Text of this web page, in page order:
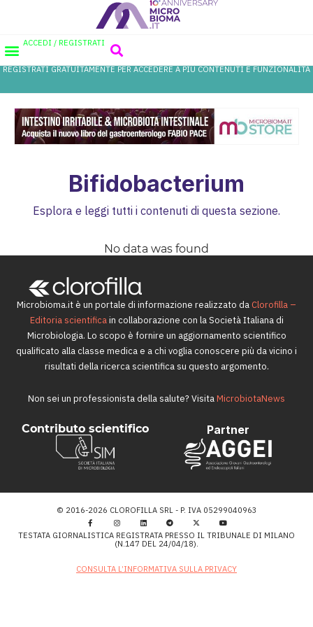
ACCEDI / REGISTRATI
REGISTRATI GRATUITAMENTE PER ACCEDERE A PIÙ CONTENUTI E FUNZIONALITÀ
Bifidobacterium
Esplora e leggi tutti i contenuti di questa sezione.
No data was found
Microbioma.it è un portale di informazione realizzato daClorofilla –
Editoria scientificain collaborazione con la Società Italiana di
Microbiologia. Lo scopo è fornire un aggiornamento scientifico
qualificato alla classe medica e a chi voglia conoscere più da vicino i
risultati della ricerca scientifica su questo argomento.
Non sei un professionista della salute? VisitaMicrobiotaNews
Contributo scientifico Partner
© 2016-2026 CLOROFILLA SRL - P. IVA 05299040963
TESTATA GIORNALISTICA REGISTRATA PRESSO IL TRIBUNALE DI MILANO
(N.147 DEL 24/04/18).
CONSULTA L’INFORMATIVA SULLA PRIVACY